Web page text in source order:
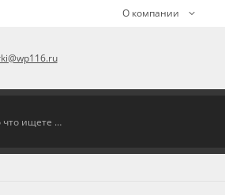
О компании